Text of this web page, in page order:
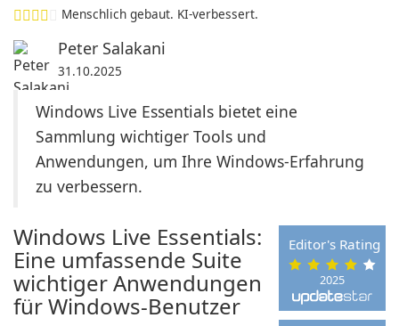
Menschlich gebaut. KI-verbessert.
Peter Salakani
31.10.2025
Windows Live Essentials bietet eine
Sammlung wichtiger Tools und
Anwendungen, um Ihre Windows-Erfahrung
zu verbessern.
2025
Editor's Rating
Windows Live Essentials:
Eine umfassende Suite
wichtiger Anwendungen
für Windows-Benutzer